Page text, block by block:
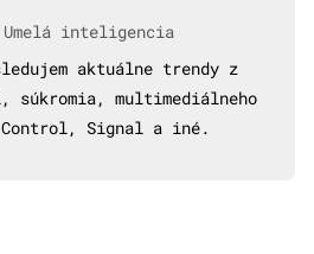
Umelá inteligencia
aktuálne trendy z
súkromia, multimediálneho
Signal a iné.